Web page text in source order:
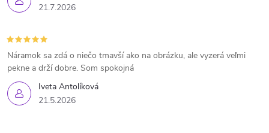
21.7.2026
Iveta Antolíková
21.5.2026
Náramok sa zdá o niečo tmavší ako na obrázku, ale vyzerá veľmi
pekne a drží dobre. Som spokojná